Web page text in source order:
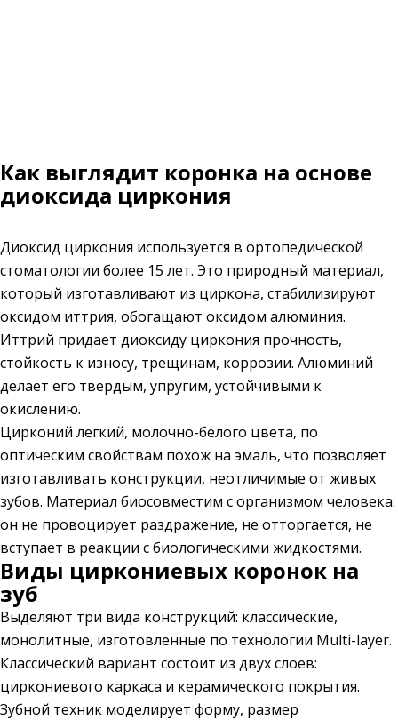
Как выглядит коронка на основе
диоксида циркония
Диоксид циркония используется в ортопедической
стоматологии более 15 лет. Это природный материал,
который изготавливают из циркона, стабилизируют
оксидом иттрия, обогащают оксидом алюминия.
Иттрий придает диоксиду циркония прочность,
стойкость к износу, трещинам, коррозии. Алюминий
делает его твердым, упругим, устойчивыми к
окислению.
Цирконий легкий, молочно-белого цвета, по
оптическим свойствам похож на эмаль, что позволяет
изготавливать конструкции, неотличимые от живых
зубов. Материал биосовместим с организмом человека:
он не провоцирует раздражение, не отторгается, не
вступает в реакции с биологическими жидкостями.
Виды циркониевых коронок на
зуб
Выделяют три вида конструкций: классические,
монолитные, изготовленные по технологии Multi-layer.
Классический вариант состоит из двух слоев:
циркониевого каркаса и керамического покрытия.
Зубной техник моделирует форму, размер